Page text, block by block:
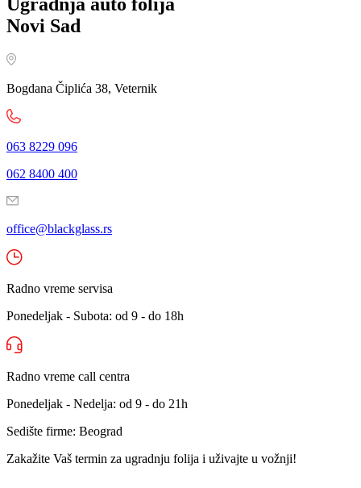
Novi Sad
Bogdana Čiplića 38, Veternik
063 8229 096
062 8400 400
office@blackglass.rs
Radno vreme servisa
Ponedeljak - Subota: od 9 - do 18h
Radno vreme call centra
Ponedeljak - Nedelja: od 9 - do 21h
Sedište firme: Beograd
Zakažite Vaš termin za ugradnju folija i uživajte u vožnji!